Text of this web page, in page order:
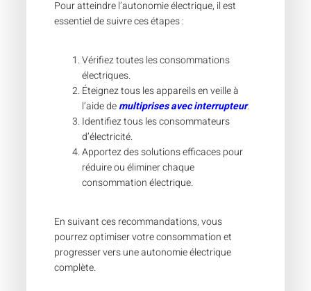
Pour atteindre l’autonomie électrique, il est
essentiel de suivre ces étapes :
Vérifiez toutes les consommations
électriques.
Éteignez tous les appareils en veille à
l’aide demultiprises avec interrupteur.
Identifiez tous les consommateurs
d’électricité.
Apportez des solutions efficaces pour
réduire ou éliminer chaque
consommation électrique.
En suivant ces recommandations, vous
pourrez optimiser votre consommation et
progresser vers une autonomie électrique
complète.